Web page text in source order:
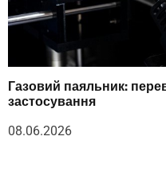
Газовий паяльник:
застосування
08.06.2026